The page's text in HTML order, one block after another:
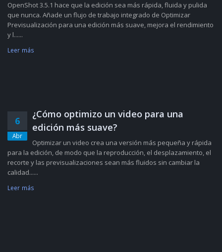
OpenShot 3.5.1 hace que la edición sea más rápida, fluida y pulida
que nunca. Añade un flujo de trabajo integrado de Optimizar
Previsualización para una edición más suave, mejora el rendimiento
y l......
Leer más
6
Abr
¿Cómo optimizo un video para una
edición más suave?
Optimizar un video crea una versión más pequeña y rápida
para la edición, de modo que la reproducción, el desplazamiento, el
recorte y las previsualizaciones sean más fluidos sin cambiar la
calidad......
Leer más